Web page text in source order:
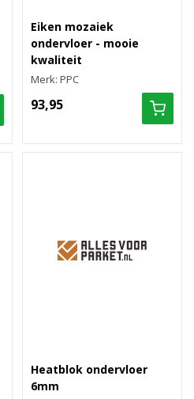
Eiken mozaiek
ondervloer - mooie
kwaliteit
Merk: PPC
93,95
Heatblok ondervloer
6mm